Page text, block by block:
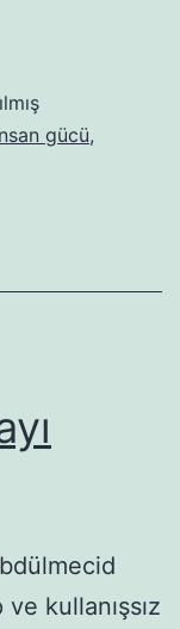
gücü,
kullanışsız